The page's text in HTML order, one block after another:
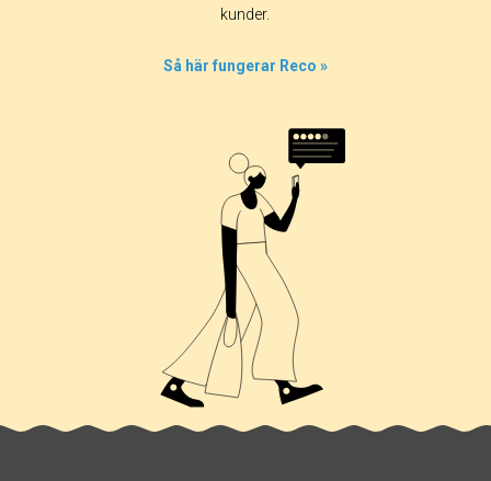
kunder.
Så här fungerar Reco »